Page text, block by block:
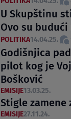
U Skupštinu
Ovo su
POLITIKA14.04.25.
Godišnjica
pilot kog je
Bošković
EMISIJE13.03.25.
Stigle zamene
EMISIJE27.11.24.